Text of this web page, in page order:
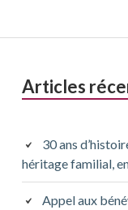
Barre
principale
Articles
30 ans
héritage familial,
Appel aux